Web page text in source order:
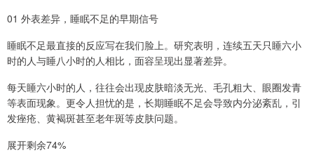
01 外表差异，睡眠不足的早期信号
睡眠不足最直接的反应写在我们脸上。研究表明，连续五天只睡六小
时的人与睡八小时的人相比，面容呈现出显著差异。
每天睡六小时的人，往往会出现皮肤暗淡无光、毛孔粗大、眼圈发青
等表面现象。更令人担忧的是，长期睡眠不足会导致内分泌紊乱，引
发痤疮、黄褐斑甚至老年斑等皮肤问题。
展开剩余74%